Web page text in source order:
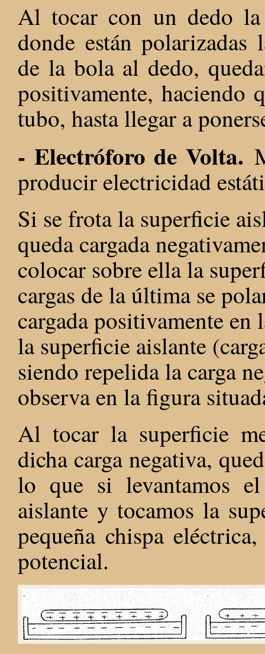
Al tocar con un dedo
donde están polarizadas
de la bola al dedo,
positivamente, haciendo
tubo, hasta llegar a
- Electróforo de Volta.
producir electricidad
Si se frota la superficie
queda cargada
colocar sobre ella la
cargas de la última se
cargada positivamente en
la superficie aislante
siendo repelida la carga
observa en la figura
Al tocar la superficie
dicha carga negativa,
lo que si levantamos
aislante y tocamos la
pequeña chispa
potencial.